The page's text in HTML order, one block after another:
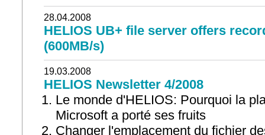
28.04.2008
HELIOS UB+ file server offers
(600MB/s)
19.03.2008
HELIOS Newsletter 4/2008
Le monde d'HELIOS: Pourquoi la
Microsoft a porté ses fruits
Changer l'emplacement du fichier